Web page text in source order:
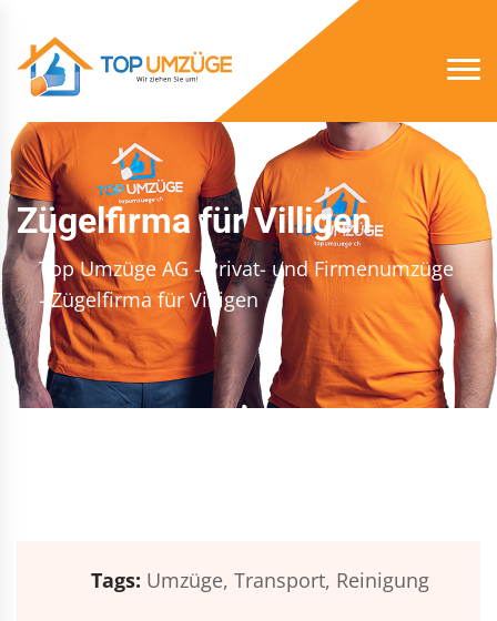
Zügelfirma für Villigen
Top Umzüge AG - Privat- und Firmenumzüge
- Zügelfirma für Villigen
Tags: Umzüge, Transport, Reinigung